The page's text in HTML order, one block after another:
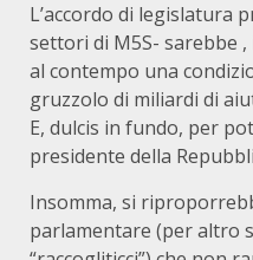
L’accordo di legislatura
settori di M5S- sarebbe
al contempo una
gruzzolo di miliardi di
E, dulcis in fundo, per
presidente della
Insomma, si
parlamentare (per altro